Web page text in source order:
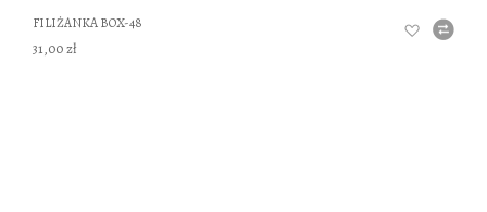
FILIŻANKA BOX-48
31,00 zł